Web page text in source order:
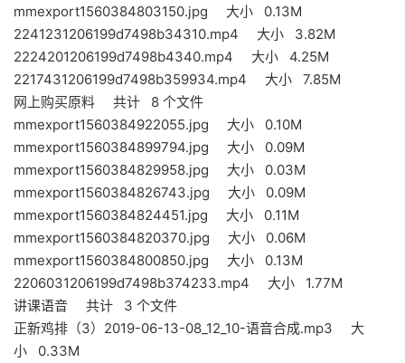
mmexport1560384803150.jpg 大小 0.13M
2241231206199d7498b34310.mp4 大小 3.82M
2224201206199d7498b4340.mp4 大小 4.25M
2217431206199d7498b359934.mp4 大小 7.85M
网上购买原料 共计 8 个文件
mmexport1560384922055.jpg 大小 0.10M
mmexport1560384899794.jpg 大小 0.09M
mmexport1560384829958.jpg 大小 0.03M
mmexport1560384826743.jpg 大小 0.09M
mmexport1560384824451.jpg 大小 0.11M
mmexport1560384820370.jpg 大小 0.06M
mmexport1560384800850.jpg 大小 0.13M
2206031206199d7498b374233.mp4 大小 1.77M
讲课语音 共计 3 个文件
正新鸡排（3）2019-06-13-08_12_10-语音合成.mp3 大
小 0.33M